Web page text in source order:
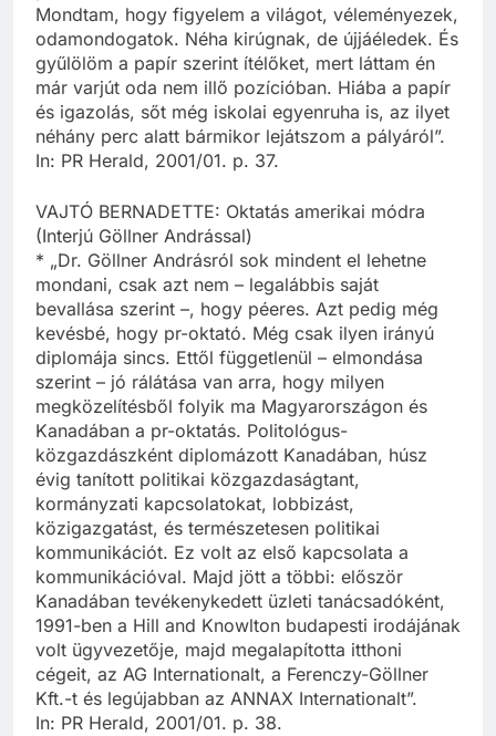
Mondtam, hogy figyelem a világot, véleményezek,
odamondogatok. Néha kirúgnak, de újjáéledek. És
gyűlölöm a papír szerint ítélőket, mert láttam én
már varjút oda nem illő pozícióban. Hiába a papír
és igazolás, sőt még iskolai egyenruha is, az ilyet
néhány perc alatt bármikor lejátszom a pályáról”.
In: PR Herald, 2001/01. p. 37.
VAJTÓ BERNADETTE: Oktatás amerikai módra
(Interjú Göllner Andrással)
* „Dr. Göllner Andrásról sok mindent el lehetne
mondani, csak azt nem – legalábbis saját
bevallása szerint –, hogy péeres. Azt pedig még
kevésbé, hogy pr-oktató. Még csak ilyen irányú
diplomája sincs. Ettől függetlenül – elmondása
szerint – jó rálátása van arra, hogy milyen
megközelítésből folyik ma Magyarországon és
Kanadában a pr-oktatás. Politológus-
közgazdászként diplomázott Kanadában, húsz
évig tanított politikai közgazdaságtant,
kormányzati kapcsolatokat, lobbizást,
közigazgatást, és természetesen politikai
kommunikációt. Ez volt az első kapcsolata a
kommunikációval. Majd jött a többi: először
Kanadában tevékenykedett üzleti tanácsadóként,
1991-ben a Hill and Knowlton budapesti irodájának
volt ügyvezetője, majd megalapította itthoni
cégeit, az AG Internationalt, a Ferenczy-Göllner
Kft.-t és legújabban az ANNAX Internationalt”.
In: PR Herald, 2001/01. p. 38.